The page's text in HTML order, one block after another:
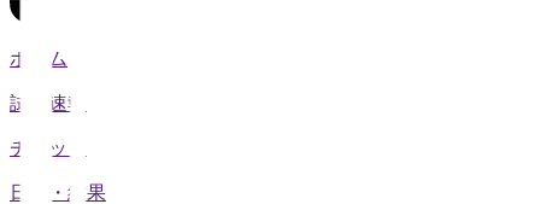
ホーム
試合速報
チケット
日程・結果